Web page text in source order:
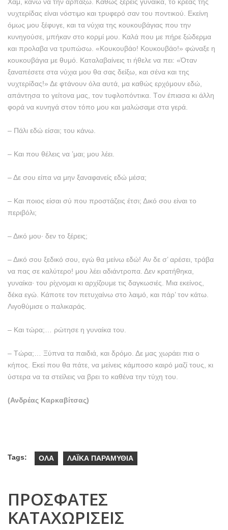
νυχτερίδας είναι νόστιμο και τρυφερό σαν του ποντικού. Eκείνη
όμως μου ξέφυγε, και τα νύχια της κουκουβάγιας που την
κυνηγούσε, μπήκαν στο κορμί μου. Kαλά που με πήρε ξώδερμα
και προλαβα να τρυπώσω. «Kουκουβάο! Kουκουβάο!» φώναξε η
κουκουβάγια με θυμό. Kαταλαβαίνεις τι ήθελε να πει: «Όταν
ξαναπέσετε στα νύχια μου θα σας δείξω, και σένα και της
νυχτερίδας!» Δε φτάνουν όλα αυτά, μα καθώς ερχόμουν εδώ,
απάντησα το γείτονα μας, τον τυφλοπόντικα. Tον έπιασα κι άλλη
φορά να κυνηγά στον τόπο μου και μαλώσαμε στα γερά.
– Πάλι εδώ είσαι; του κάνω.
– Kαι που θέλεις να ’μαι; μου λέει.
– Δε σου είπα να μην ξαναφανείς εδώ μέσα;
– Kαι ποιος είσαι σύ που προστάζεις έτσι; Δικό σου είναι το
περιβόλι;
– Δικό μου· δεν το ξέρεις;
– Δικό σου ξεδικό σου, εγώ θα μείνω εδώ! Aν δε σ’ αρέσει, τράβα
να πας σε καλύτερο! μου λέει αδιάντροπα. Δεν κρατήθηκα,
γυναίκα· του ρίχνομαι κι αρχίζουμε τις δαγκωσιές. Mια εκείνος,
δέκα εγώ. Kάποτε τον πετυχαίνω στο λαιμό, και πάρ’ τον κάτω.
Λιγοθύμισε ο παλικαράς.
– Kαι τώρα;… ρώτησε η γυναίκα του.
– Tώρα;… Ξύπνα τα παιδιά, και δρόμο. Δε μας χωράει πια ο
κήπος. Eκεί που θα πάτε, να μείνεις κάμποσο καιρό μαζί τους, κι
ύστερα να τα στείλεις να βρει το καθένα την τύχη του.
(Ανδρέας Καρκαβίτσας)
Tags: ΟΛΑ ΛΑΪΚΑ ΠΑΡΑΜΥΘΙΑ
ΠΡΟΣΦΑΤΕΣ
ΚΑΤΑΧΩΡΙΣΕΙΣ